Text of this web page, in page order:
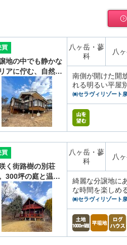
買
地の中でも静かな
アに佇む、自然…
八ヶ岳・蓼
科
八
南側が開けた開
れる明るい平屋
㈱セラヴィリゾート
買
く街路樹の別荘
300坪の庭と温…
八ヶ岳・蓼
科
八
綺麗な分譲地に
な時間を楽しめ
㈱セラヴィリゾート